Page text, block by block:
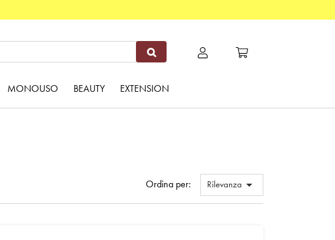
MONOUSO BEAUTY EXTENSION
Ordina per: Rilevanza 